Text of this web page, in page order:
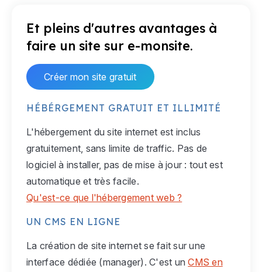
Et pleins d'autres avantages à
faire un site sur e-monsite.
Créer mon site gratuit
HÉBÉRGEMENT GRATUIT ET ILLIMITÉ
L'hébergement du site internet est inclus
gratuitement, sans limite de traffic. Pas de
logiciel à installer, pas de mise à jour : tout est
automatique et très facile.
Qu'est-ce que l'hébergement web ?
UN CMS EN LIGNE
La création de site internet se fait sur une
interface dédiée (manager). C'est unCMS en